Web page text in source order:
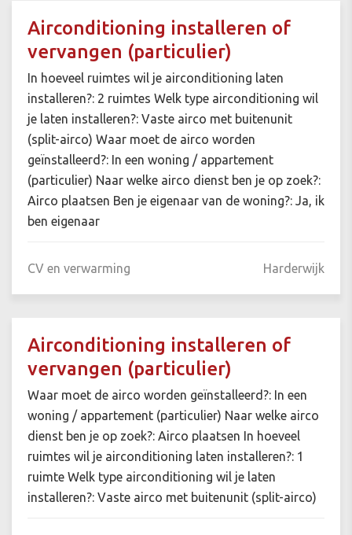
Airconditioning installeren of
vervangen (particulier)
In hoeveel ruimtes wil je airconditioning laten
installeren?: 2 ruimtes Welk type airconditioning wil
je laten installeren?: Vaste airco met buitenunit
(split-airco) Waar moet de airco worden
geïnstalleerd?: In een woning / appartement
(particulier) Naar welke airco dienst ben je op zoek?:
Airco plaatsen Ben je eigenaar van de woning?: Ja, ik
ben eigenaar
CV en verwarming Harderwijk
Airconditioning installeren of
vervangen (particulier)
Waar moet de airco worden geïnstalleerd?: In een
woning / appartement (particulier) Naar welke airco
dienst ben je op zoek?: Airco plaatsen In hoeveel
ruimtes wil je airconditioning laten installeren?: 1
ruimte Welk type airconditioning wil je laten
installeren?: Vaste airco met buitenunit (split-airco)